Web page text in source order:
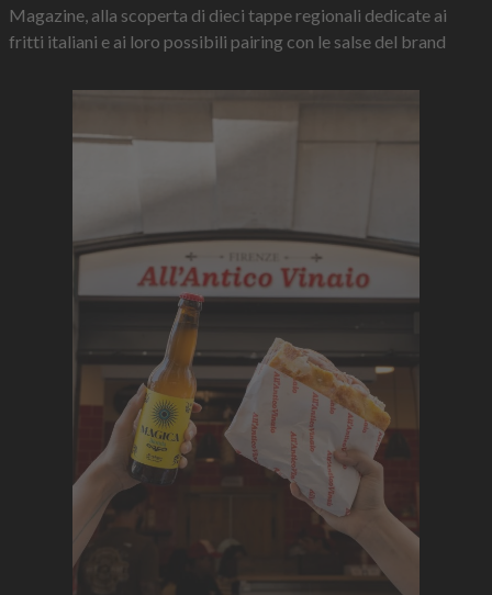
Magazine, alla scoperta di dieci tappe regionali dedicate ai
fritti italiani e ai loro possibili pairing con le salse del brand